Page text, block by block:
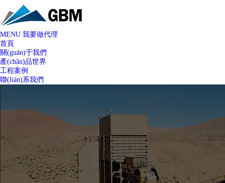
MENU 我要做代理
首頁
關(guān)于我們
產(chǎn)品世界
工程案例
聯(lián)系我們